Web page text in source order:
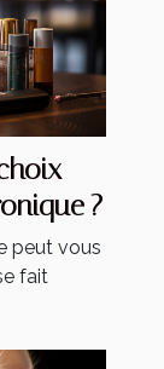
?
peut vous
fait